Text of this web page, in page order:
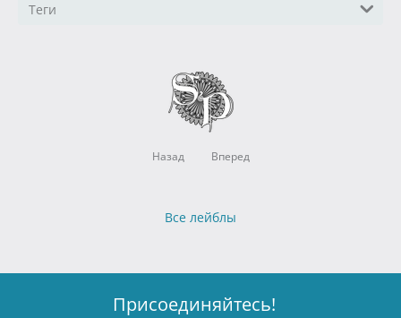
Теги
Назад Вперед
Все лейблы
Присоединяйтесь!